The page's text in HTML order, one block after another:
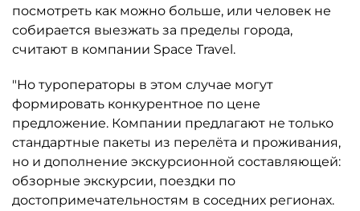
посмотреть как можно больше, или человек не
собирается выезжать за пределы города,
считают в компании Space Travel.
"Но туроператоры в этом случае могут
формировать конкурентное по цене
предложение. Компании предлагают не только
стандартные пакеты из перелёта и проживания,
но и дополнение экскурсионной составляющей:
обзорные экскурсии, поездки по
достопримечательностям в соседних регионах.